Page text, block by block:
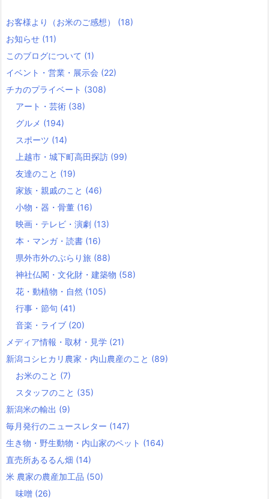
お客様より（お米のご感想） (18)
お知らせ (11)
このブログについて (1)
イベント・営業・展示会 (22)
チカのプライベート (308)
アート・芸術 (38)
グルメ (194)
スポーツ (14)
上越市・城下町高田探訪 (99)
友達のこと (19)
家族・親戚のこと (46)
小物・器・骨董 (16)
映画・テレビ・演劇 (13)
本・マンガ・読書 (16)
県外市外のぶらり旅 (88)
神社仏閣・文化財・建築物 (58)
花・動植物・自然 (105)
行事・節句 (41)
音楽・ライブ (20)
メディア情報・取材・見学 (21)
新潟コシヒカリ農家・内山農産のこと (89)
お米のこと (7)
スタッフのこと (35)
新潟米の輸出 (9)
毎月発行のニュースレター (147)
生き物・野生動物・内山家のペット (164)
直売所あるるん畑 (14)
米 農家の農産加工品 (50)
味噌 (26)